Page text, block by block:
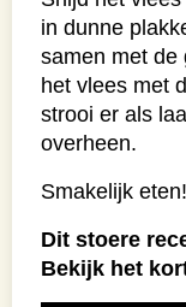
Als de côte de
weer op
gegrild
gietijzeren
ongeveer 2
Celsius. Haal